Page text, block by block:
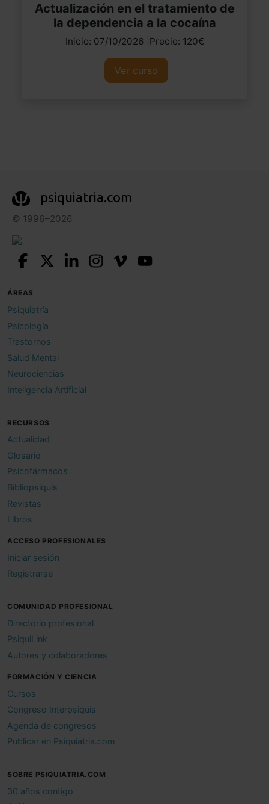
Actualización en el tratamiento de
la dependencia a la cocaína
Inicio: 07/10/2026 |Precio: 120€
Ver curso
psiquiatria.com
© 1996–2026
ÁREAS
Psiquiatría
Psicología
Trastornos
Salud Mental
Neurociencias
Inteligencia Artificial
RECURSOS
Actualidad
Glosario
Psicofármacos
Bibliopsiquis
Revistas
Libros
ACCESO PROFESIONALES
Iniciar sesión
Registrarse
COMUNIDAD PROFESIONAL
Directorio profesional
PsiquiLink
Autores y colaboradores
FORMACIÓN Y CIENCIA
Cursos
Congreso Interpsiquis
Agenda de congresos
Publicar en Psiquiatria.com
SOBRE PSIQUIATRIA.COM
30 años contigo